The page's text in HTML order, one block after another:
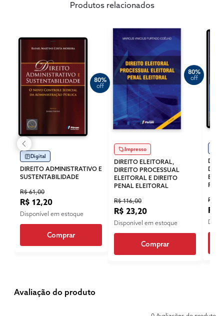
Produtos relacionados
80%
off
Digital
DIREITO ADMINISTRATIVO E
SUSTENTABILIDADE
R$ 61,00
R$ 12,20
Disponível em estoque
Comprar
80%
off
Impresso
DIREITO ELEITORAL,
DIREITO PROCESSUAL
ELEITORAL E DIREITO
PENAL ELEITORAL
R$ 116,00
R$ 23,20
Disponível em estoque
Comprar
R$
R$
Avaliação do produto